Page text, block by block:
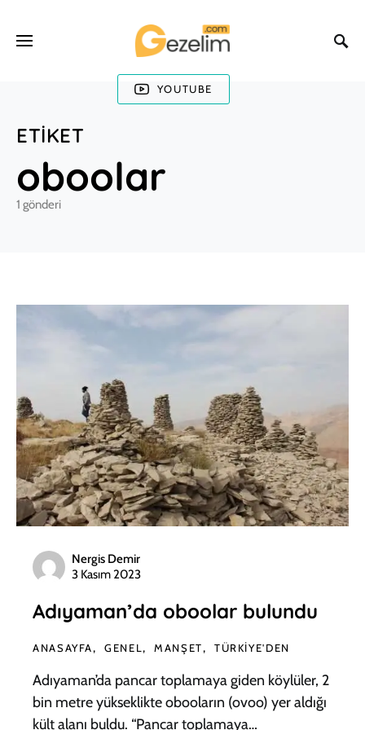
YOUTUBE
ETIKET
oboolar
1 gönderi
Nergis Demir
3 Kasım 2023
Adıyaman’da oboolar bulundu
ANASAYFA GENEL MANŞET TÜRKIYE'DEN
Adıyaman’da pancar toplamaya giden köylüler, 2
bin metre yükseklikte obooların (ovoo) yer aldığı
kült alanı buldu. “Pancar toplamaya…